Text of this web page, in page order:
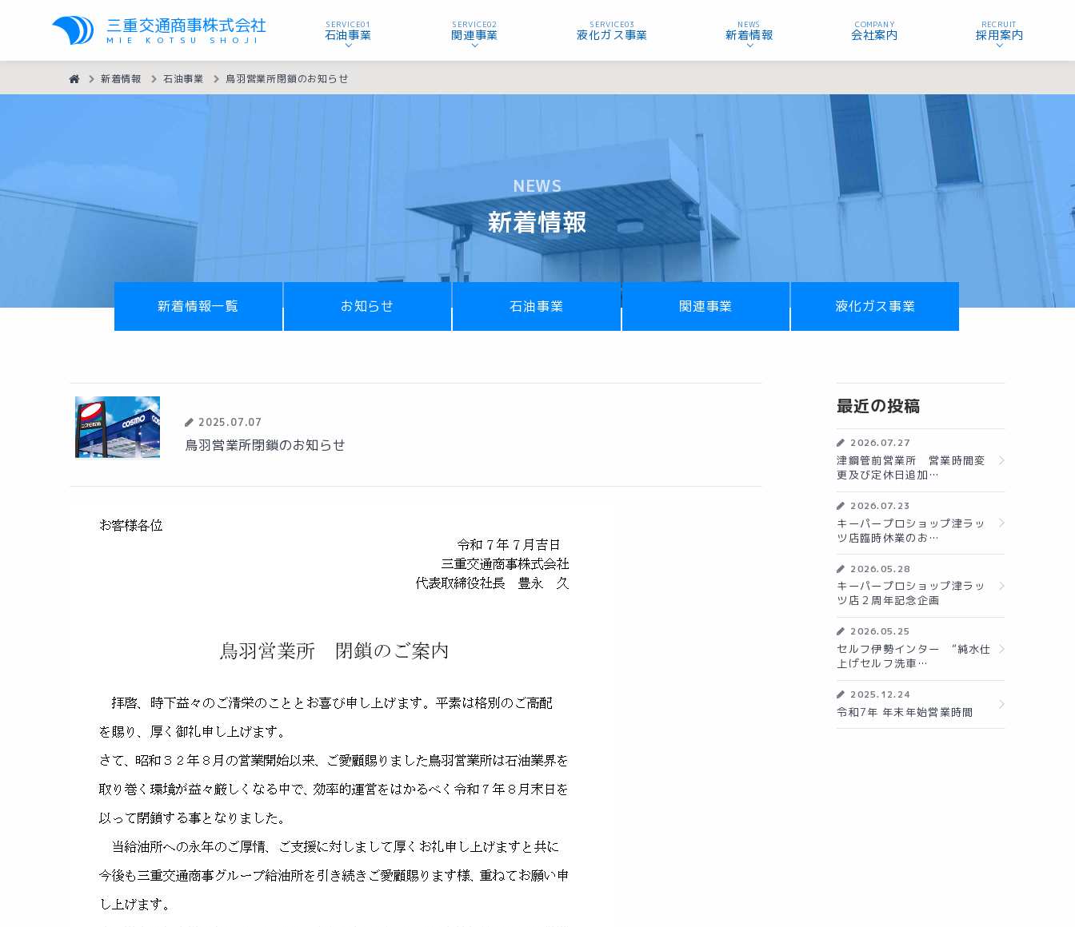
HOME新着情報 石油事業 鳥羽営業所閉鎖のお知らせ
NEWS
新着情報
三重交通商事株式会社
MIE KOTSU SHOJI
SERVICE01
石油事業
SERVICE02
関連事業
SERVICE03
液化ガス事業
NEWS
新着情報
COMPANY
会社案内
RECRUIT
採用案内
新着情報一覧 お知らせ 石油事業 関連事業 液化ガス事業
2025.07.07
鳥羽営業所閉鎖のお知らせ
最近の投稿
2026.07.27
津鋼管前営業所 営業時間変
更及び定休日追加…
2026.07.23
キーパープロショップ津ラッ
ツ店臨時休業のお…
2026.05.28
キーパープロショップ津ラッ
ツ店２周年記念企画
2026.05.25
セルフ伊勢インター ”純水仕
上げセルフ洗車…
2025.12.24
令和7年 年末年始営業時間